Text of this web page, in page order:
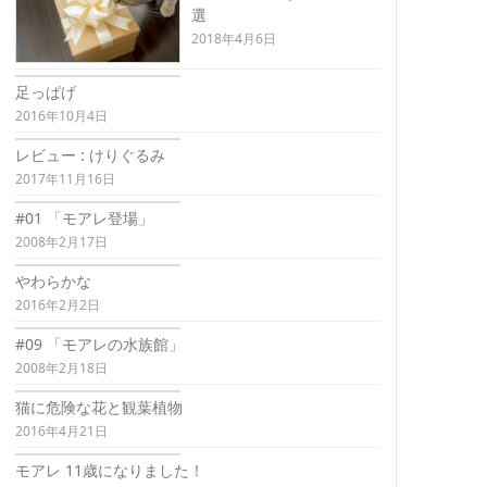
選
2018年4月6日
足っぱげ
2016年10月4日
レビュー : けりぐるみ
2017年11月16日
#01 「モアレ登場」
2008年2月17日
やわらかな
2016年2月2日
#09 「モアレの水族館」
2008年2月18日
猫に危険な花と観葉植物
2016年4月21日
モアレ 11歳になりました！